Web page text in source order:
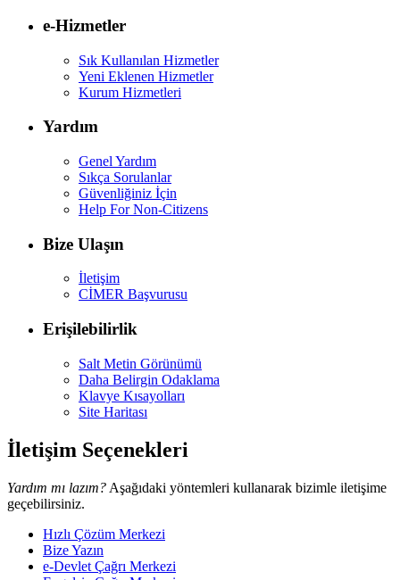
e-Hizmetler
Sık Kullanılan Hizmetler
Yeni Eklenen Hizmetler
Kurum Hizmetleri
Yardım
Genel Yardım
Sıkça Sorulanlar
Güvenliğiniz İçin
Help For Non-Citizens
Bize Ulaşın
İletişim
CİMER Başvurusu
Erişilebilirlik
Salt Metin Görünümü
Daha Belirgin Odaklama
Klavye Kısayolları
Site Haritası
İletişim Seçenekleri
Yardım mı lazım? Aşağıdaki yöntemleri kullanarak bizimle iletişime
geçebilirsiniz.
Hızlı Çözüm Merkezi
Bize Yazın
e-Devlet Çağrı Merkezi